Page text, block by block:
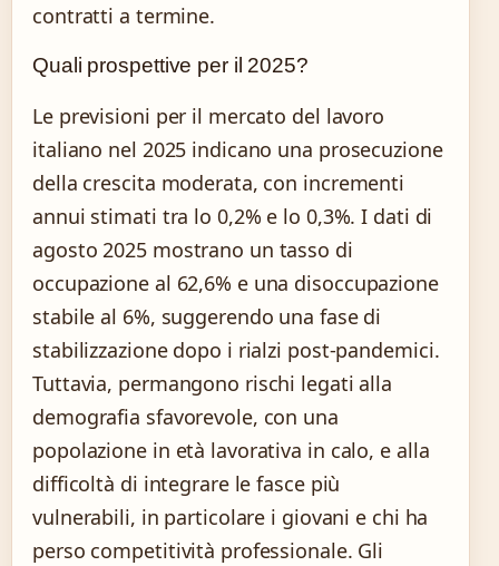
contratti a termine.
Quali prospettive per il 2025?
Le previsioni per il mercato del lavoro
italiano nel 2025 indicano una prosecuzione
della crescita moderata, con incrementi
annui stimati tra lo 0,2% e lo 0,3%. I dati di
agosto 2025 mostrano un tasso di
occupazione al 62,6% e una disoccupazione
stabile al 6%, suggerendo una fase di
stabilizzazione dopo i rialzi post-pandemici.
Tuttavia, permangono rischi legati alla
demografia sfavorevole, con una
popolazione in età lavorativa in calo, e alla
difficoltà di integrare le fasce più
vulnerabili, in particolare i giovani e chi ha
perso competitività professionale. Gli